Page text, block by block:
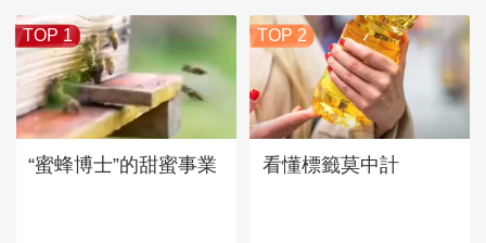
TOP 1
“蜜蜂博士”的甜蜜事業
TOP 2
看懂標籤莫中計